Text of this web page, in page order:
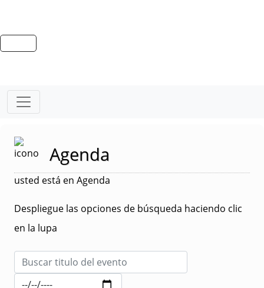
Agenda
usted está en Agenda
Despliegue las opciones de búsqueda haciendo clic
en la lupa